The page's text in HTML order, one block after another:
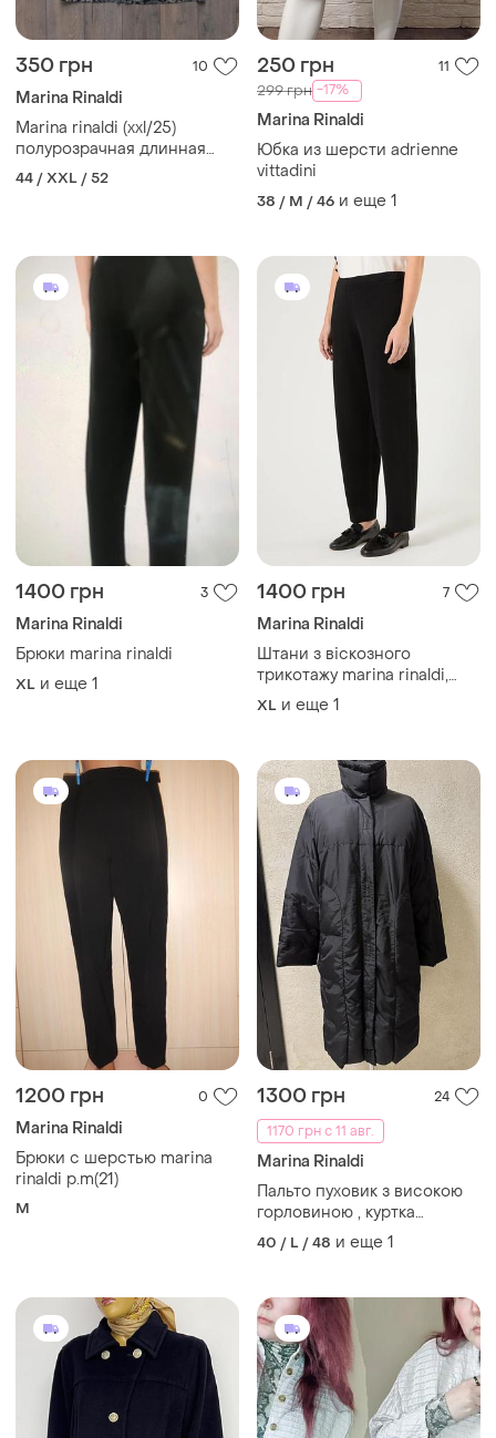
350 грн 10
Marina Rinaldi
Marina rinaldi (xxl/25)
полурозрачная длинная
юбка
44 / XXL / 52
250 грн 11
299 грн -17%
Marina Rinaldi
Юбка из шерсти adrienne
vittadini
38 / M / 46 и еще 1
1400 грн 3
Marina Rinaldi
Брюки marina rinaldi
XL и еще 1
1400 грн 7
Marina Rinaldi
Штани з віскозного
трикотажу marina rinaldi,
45% вовна
XL и еще 1
1200 грн 0
Marina Rinaldi
Брюки с шерстью marina
rinaldi p.m(21)
M
1300 грн
24
1170 грн с 11 авг.
Marina Rinaldi
Пальто пуховик з високою
горловиною , куртка
подовжена стьобана
40 / L / 48 и еще 1